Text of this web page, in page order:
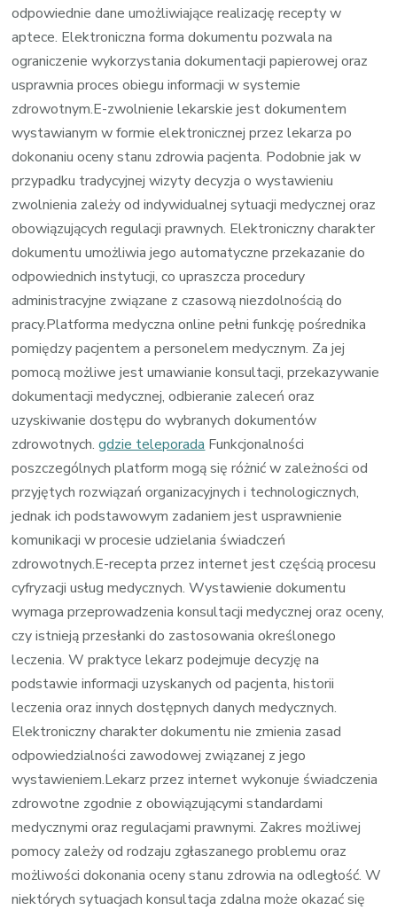
odpowiednie dane umożliwiające realizację recepty w
aptece. Elektroniczna forma dokumentu pozwala na
ograniczenie wykorzystania dokumentacji papierowej oraz
usprawnia proces obiegu informacji w systemie
zdrowotnym.E-zwolnienie lekarskie jest dokumentem
wystawianym w formie elektronicznej przez lekarza po
dokonaniu oceny stanu zdrowia pacjenta. Podobnie jak w
przypadku tradycyjnej wizyty decyzja o wystawieniu
zwolnienia zależy od indywidualnej sytuacji medycznej oraz
obowiązujących regulacji prawnych. Elektroniczny charakter
dokumentu umożliwia jego automatyczne przekazanie do
odpowiednich instytucji, co upraszcza procedury
administracyjne związane z czasową niezdolnością do
pracy.Platforma medyczna online pełni funkcję pośrednika
pomiędzy pacjentem a personelem medycznym. Za jej
pomocą możliwe jest umawianie konsultacji, przekazywanie
dokumentacji medycznej, odbieranie zaleceń oraz
uzyskiwanie dostępu do wybranych dokumentów
zdrowotnych.gdzie teleporada Funkcjonalności
poszczególnych platform mogą się różnić w zależności od
przyjętych rozwiązań organizacyjnych i technologicznych,
jednak ich podstawowym zadaniem jest usprawnienie
komunikacji w procesie udzielania świadczeń
zdrowotnych.E-recepta przez internet jest częścią procesu
cyfryzacji usług medycznych. Wystawienie dokumentu
wymaga przeprowadzenia konsultacji medycznej oraz oceny,
czy istnieją przesłanki do zastosowania określonego
leczenia. W praktyce lekarz podejmuje decyzję na
podstawie informacji uzyskanych od pacjenta, historii
leczenia oraz innych dostępnych danych medycznych.
Elektroniczny charakter dokumentu nie zmienia zasad
odpowiedzialności zawodowej związanej z jego
wystawieniem.Lekarz przez internet wykonuje świadczenia
zdrowotne zgodnie z obowiązującymi standardami
medycznymi oraz regulacjami prawnymi. Zakres możliwej
pomocy zależy od rodzaju zgłaszanego problemu oraz
możliwości dokonania oceny stanu zdrowia na odległość. W
niektórych sytuacjach konsultacja zdalna może okazać się